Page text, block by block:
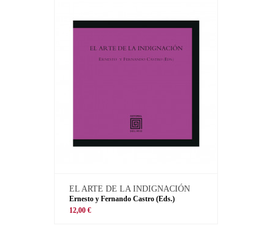
EL ARTE DE LA INDIGNACIÓN
Ernesto y Fernando Castro (Eds.)
12,00 €